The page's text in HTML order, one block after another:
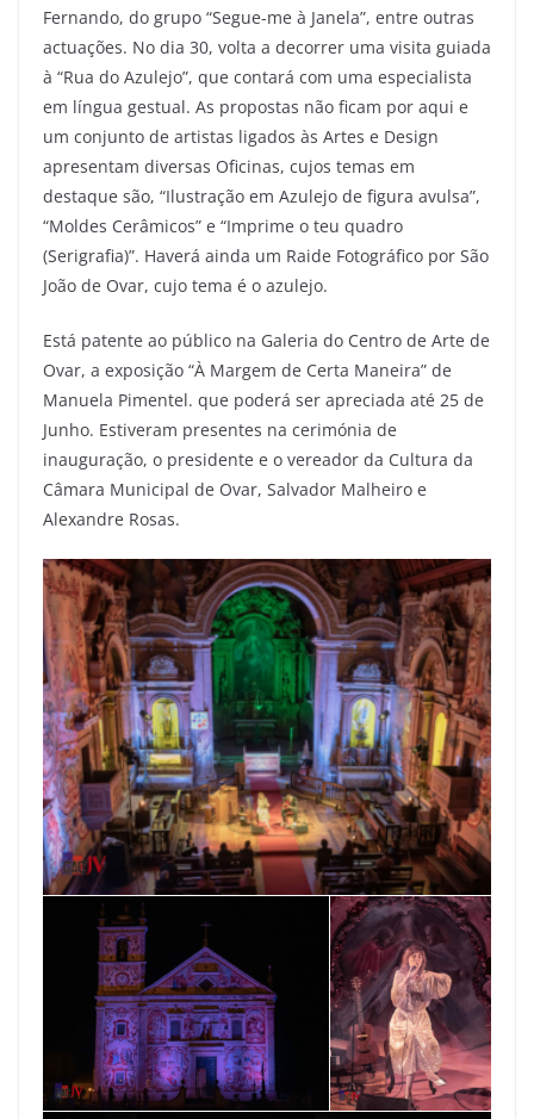
Fernando, do grupo “Segue-me à Janela”, entre outras
actuações. No dia 30, volta a decorrer uma visita guiada
à “Rua do Azulejo”, que contará com uma especialista
em língua gestual. As propostas não ficam por aqui e
um conjunto de artistas ligados às Artes e Design
apresentam diversas Oficinas, cujos temas em
destaque são, “Ilustração em Azulejo de figura avulsa”,
“Moldes Cerâmicos” e “Imprime o teu quadro
(Serigrafia)”. Haverá ainda um Raide Fotográfico por São
João de Ovar, cujo tema é o azulejo.
Está patente ao público na Galeria do Centro de Arte de
Ovar, a exposição “À Margem de Certa Maneira” de
Manuela Pimentel. que poderá ser apreciada até 25 de
Junho. Estiveram presentes na cerimónia de
inauguração, o presidente e o vereador da Cultura da
Câmara Municipal de Ovar, Salvador Malheiro e
Alexandre Rosas.